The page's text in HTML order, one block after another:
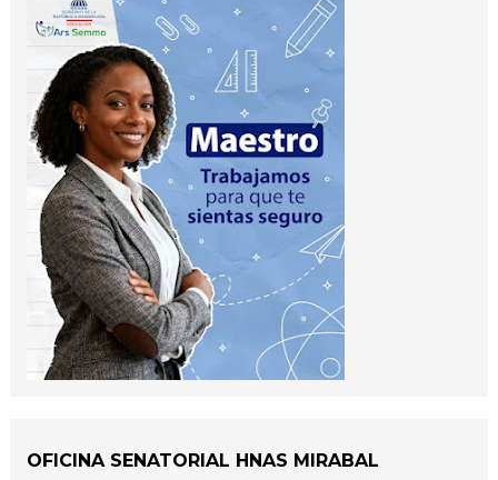
OFICINA SENATORIAL HNAS MIRABAL